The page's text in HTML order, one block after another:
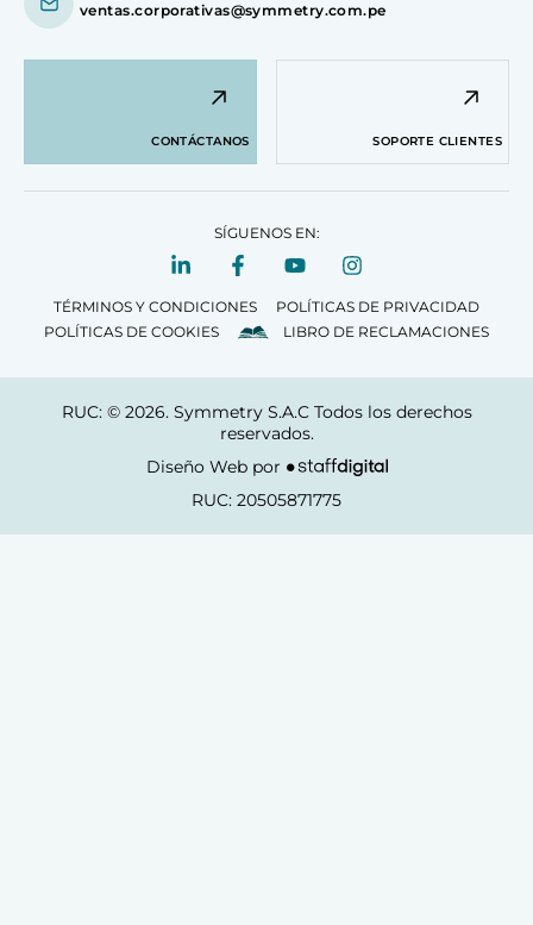
ventas.corporativas@symmetry.com.pe
CONTÁCTANOS SOPORTE CLIENTES
SÍGUENOS EN:
TÉRMINOS Y CONDICIONES
POLÍTICAS DE PRIVACIDAD
POLÍTICAS DE COOKIES
LIBRO DE RECLAMACIONES
RUC: © 2026. Symmetry S.A.C Todos los derechos
reservados.
Diseño Web por
RUC: 20505871775